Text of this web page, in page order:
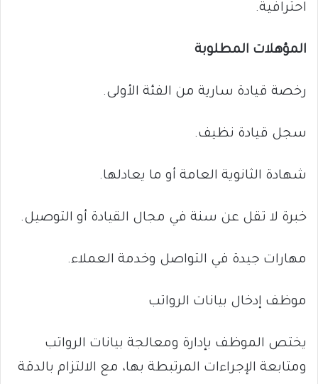
احترافية.
المؤهلات المطلوبة
رخصة قيادة سارية من الفئة الأولى.
سجل قيادة نظيف.
شهادة الثانوية العامة أو ما يعادلها.
خبرة لا تقل عن سنة في مجال القيادة أو التوصيل.
مهارات جيدة في التواصل وخدمة العملاء.
موظف إدخال بيانات الرواتب
يختص الموظف بإدارة ومعالجة بيانات الرواتب
ومتابعة الإجراءات المرتبطة بها، مع الالتزام بالدقة